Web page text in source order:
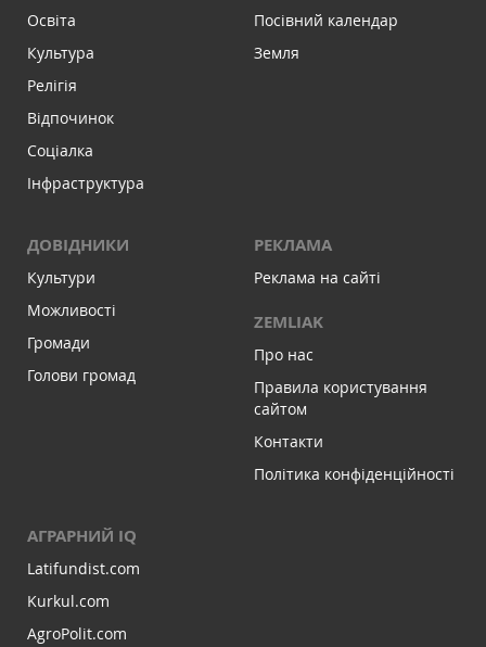
Освіта
Культура
Релігія
Відпочинок
Соціалка
Інфраструктура
Посівний календар
Земля
ДОВІДНИКИ
Культури
Можливості
Громади
Голови громад
РЕКЛАМА
Реклама на сайті
ZEMLIAK
Про нас
Правила користування
сайтом
Контакти
Політика конфіденційності
АГРАРНИЙ IQ
Latifundist.com
Kurkul.com
AgroPolit.com